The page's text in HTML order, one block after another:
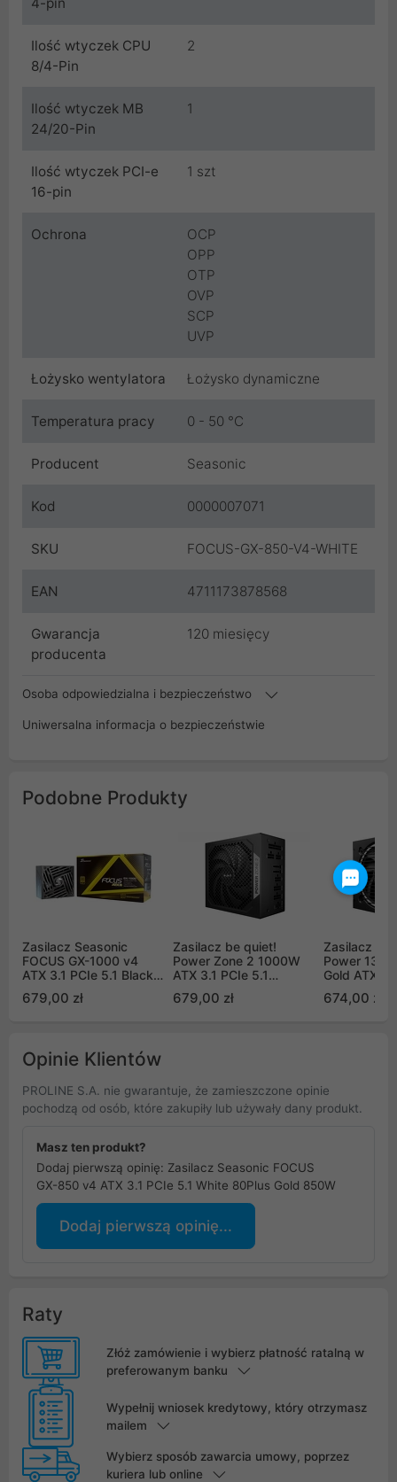
Ilość wtyczek CPU
8/4-Pin
2
Ilość wtyczek MB
24/20-Pin
1
Ilość wtyczek PCI-e
16-pin
1 szt
Ochrona
OCP
OPP
OTP
OVP
SCP
UVP
Łożysko wentylatora Łożysko dynamiczne
Temperatura pracy 0 - 50 °C
Producent Seasonic
Kod 0000007071
SKU FOCUS-GX-850-V4-WHITE
EAN 4711173878568
Gwarancja
producenta
120 miesięcy
Osoba odpowiedzialna i bezpieczeństwo
Uniwersalna informacja o bezpieczeństwie
Podobne Produkty
Zasilacz Seasonic
FOCUS GX-1000 v4
ATX 3.1 PCIe 5.1 Black
679,00 zł
Zasilacz be quiet!
Power Zone 2 1000W
ATX 3.1 PCIe 5.1
679,00 zł
Zasilacz be
Power 13
Gold ATX 3.1
674,00 zł
Opinie Klientów
PROLINE S.A. nie gwarantuje, że zamieszczone opinie
pochodzą od osób, które zakupiły lub używały dany produkt.
Masz ten produkt?
Dodaj pierwszą opinię: Zasilacz Seasonic FOCUS
GX-850 v4 ATX 3.1 PCIe 5.1 White 80Plus Gold 850W
Dodaj pierwszą opinię...
Raty
Złóż zamówienie i wybierz płatność ratalną w
preferowanym banku
Wypełnij wniosek kredytowy, który otrzymasz
mailem
Wybierz sposób zawarcia umowy, poprzez
kuriera lub online